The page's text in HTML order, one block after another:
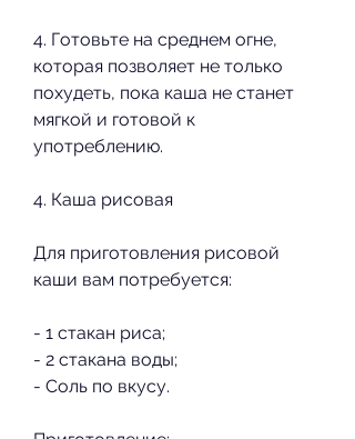
4. Готовьте на среднем огне,
которая позволяет не только
похудеть, пока каша не станет
мягкой и готовой к
употреблению.
4. Каша рисовая
Для приготовления рисовой
каши вам потребуется:
- 1 стакан риса;
- 2 стакана воды;
- Соль по вкусу.